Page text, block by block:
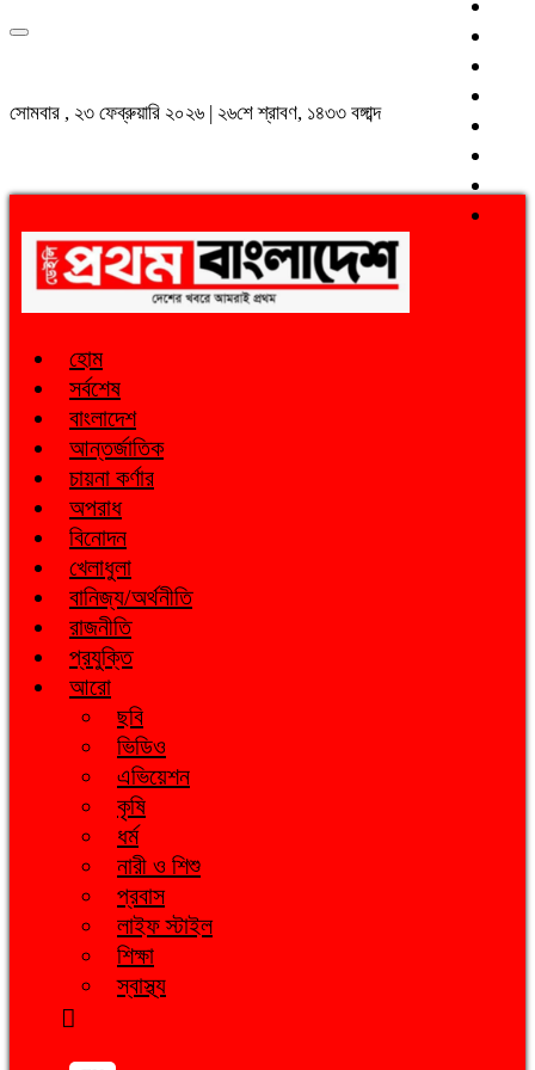
সোমবার , ২৩ ফেব্রুয়ারি ২০২৬ | ২৬শে শ্রাবণ, ১৪৩৩ বঙ্গাব্দ
হোম
সর্বশেষ
বাংলাদেশ
আন্তর্জাতিক
চায়না কর্ণার
অপরাধ
বিনোদন
খেলাধুলা
বানিজ্য/অর্থনীতি
রাজনীতি
প্রযুক্তি
আরো
ছবি
ভিডিও
এভিয়েশন
কৃষি
ধর্ম
নারী ও শিশু
প্রবাস
লাইফ স্টাইল
শিক্ষা
স্বাস্থ্য